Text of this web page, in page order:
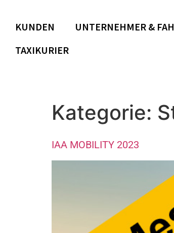
KUNDEN UNTERNEHMER &
TAXIKURIER
Kategorie:
IAA MOBILITY 2023